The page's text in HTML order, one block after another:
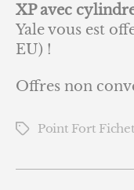
XP avec
Yale vous est
EU) !
Offres non
Étiquettes
Point Fort Fichet